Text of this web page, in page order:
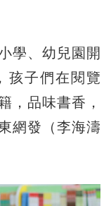
、幼兒園開
孩子們在閱覽
，品味書香，
網發（李海濤